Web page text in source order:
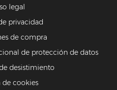
legal
privacidad
de compra
de protección de datos
desistimiento
de cookies